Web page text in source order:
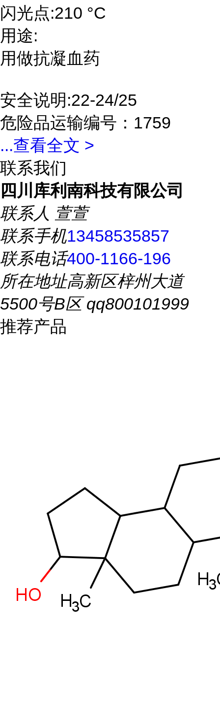
闪光点:210 °C
用途:
用做抗凝血药
安全说明:22-24/25
危险品运输编号：1759
...查看全文 >
联系我们
四川库利南科技有限公司
联系人 萱萱
联系手机13458535857
联系电话400-1166-196
所在地址高新区梓州大道
5500号B区 qq800101999
推荐产品